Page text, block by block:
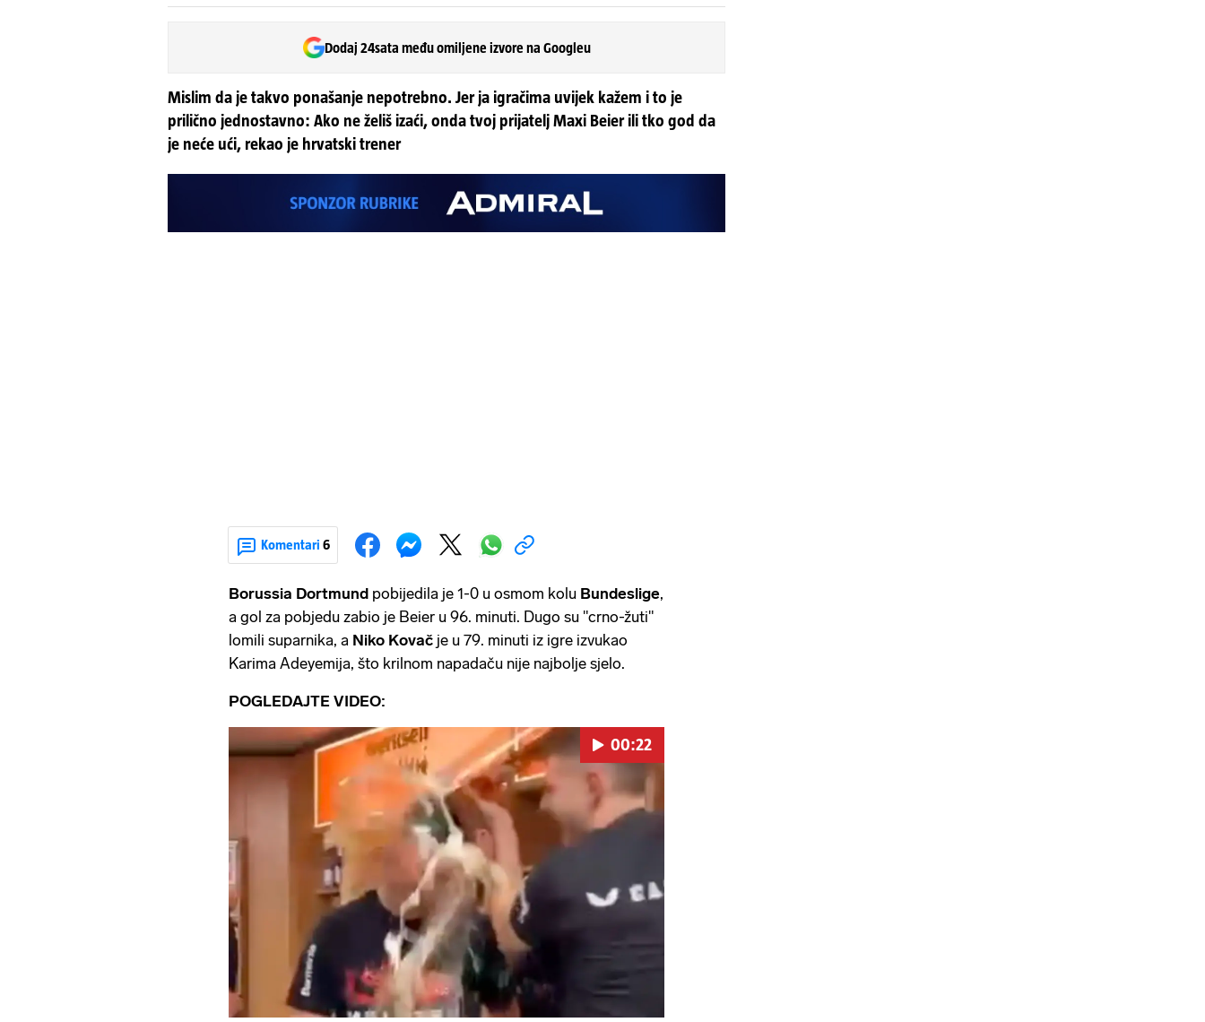
Dodaj 24sata među omiljene izvore na Googleu
Mislim da je takvo ponašanje nepotrebno. Jer ja igračima uvijek kažem i to je
prilično jednostavno: Ako ne želiš izaći, onda tvoj prijatelj Maxi Beier ili tko god da
je neće ući, rekao je hrvatski trener
Komentari 6
Borussia Dortmund pobijedila je 1-0 u osmom kolu Bundeslige,
a gol za pobjedu zabio je Beier u 96. minuti. Dugo su "crno-žuti"
lomili suparnika, a Niko Kovač je u 79. minuti iz igre izvukao
Karima Adeyemija, što krilnom napadaču nije najbolje sjelo.
POGLEDAJTE VIDEO:
Pokretanje videa...
00:22